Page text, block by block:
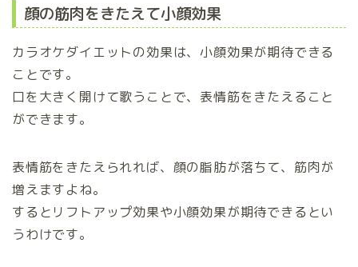
顔の筋肉をきたえて小顔効果
カラオケダイエットの効果は、小顔効果が期待できる
ことです。
口を大きく開けて歌うことで、表情筋をきたえること
ができます。
表情筋をきたえられれば、顔の脂肪が落ちて、筋肉が
増えますよね。
するとリフトアップ効果や小顔効果が期待できるとい
うわけです。